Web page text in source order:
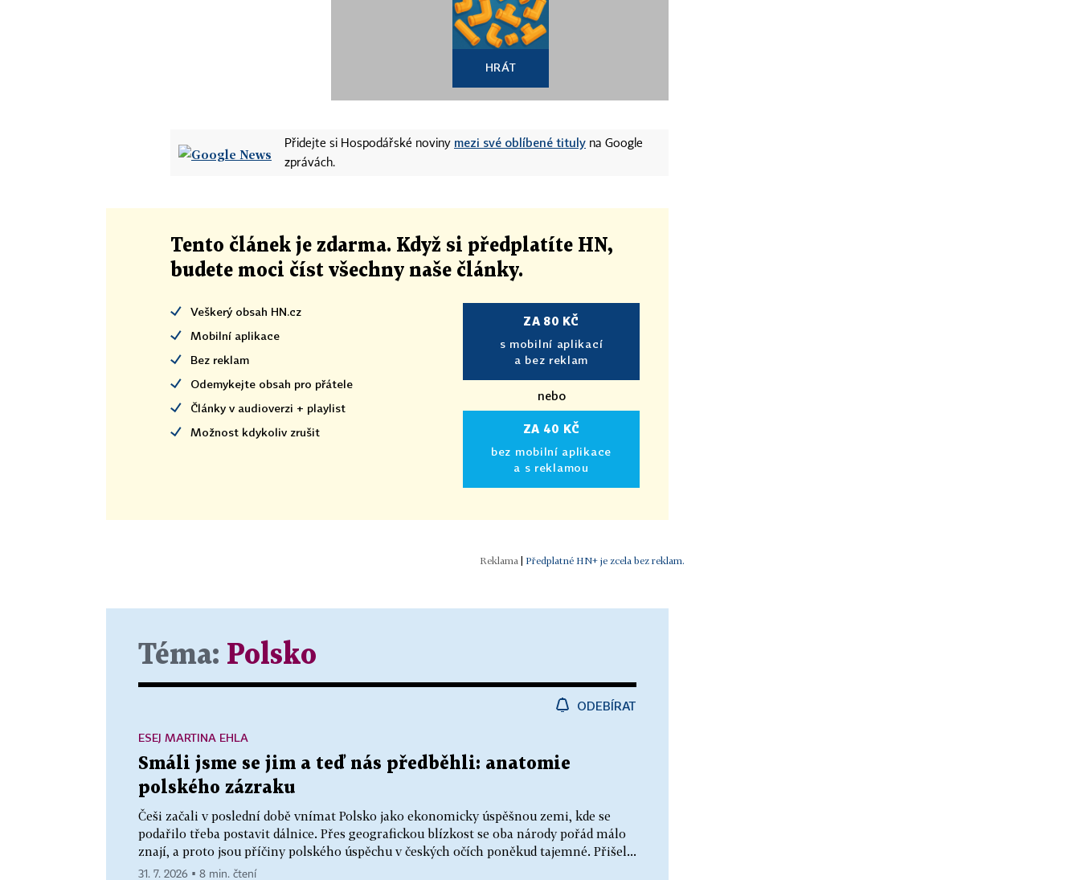
HRÁT
Přidejte si Hospodářské noviny mezi své oblíbené tituly na Google
zprávách.
Tento článek je zdarma. Když si předplatíte HN,
budete moci číst všechny naše články.
Veškerý obsah HN.cz
Mobilní aplikace
Bez reklam
Odemykejte obsah pro přátele
Články v audioverzi + playlist
Možnost kdykoliv zrušit
ZA 80 KČ
s mobilní aplikací
a bez reklam
nebo
ZA 40 KČ
bez mobilní aplikace
a s reklamou
| Předplatné HN+ je zcela bez reklam.
Téma: Polsko
ODEBÍRAT
Smáli jsme se jim a teď nás předběhli: anatomie
polského zázraku
Češi začali v poslední době vnímat Polsko jako ekonomicky úspěšnou zemi, kde se
podařilo třeba postavit dálnice. Přes geografickou blízkost se oba národy pořád málo
znají, a proto jsou příčiny polského úspěchu v českých očích poněkud tajemné. Přišel...
ESEJ MARTINA EHLA
31. 7. 2026 ▪ 8 min. čtení